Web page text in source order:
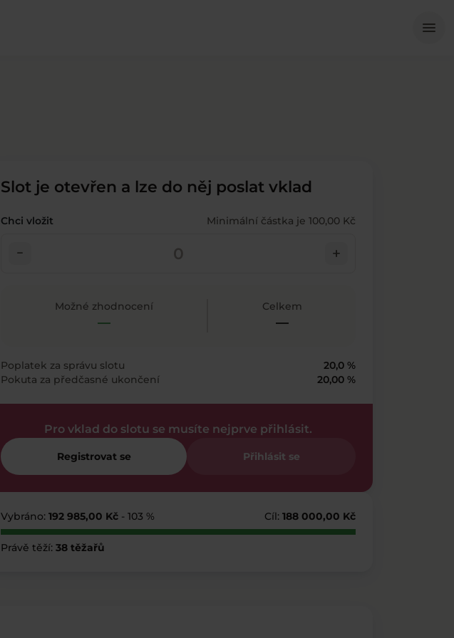
menu
Slot je otevřen a lze do něj poslat vklad
Chci vložit Minimální částka je 100,00 Kč
check_indeterminate_small add
Možné zhodnocení
—
Celkem
—
Poplatek za správu slotu
20,0 %
Pokuta za předčasné ukončení
20,00 %
Pro vklad do slotu se musíte nejprve přihlásit.
Registrovat se Přihlásit se
Vybráno: 192 985,00 Kč - 103 % Cíl: 188 000,00 Kč
Právě těží: 38 těžařů